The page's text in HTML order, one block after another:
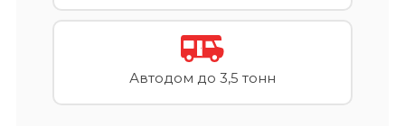
Автодом до 3,5 тонн